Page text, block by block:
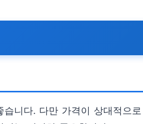
니다. 다만 가격이 상대적으